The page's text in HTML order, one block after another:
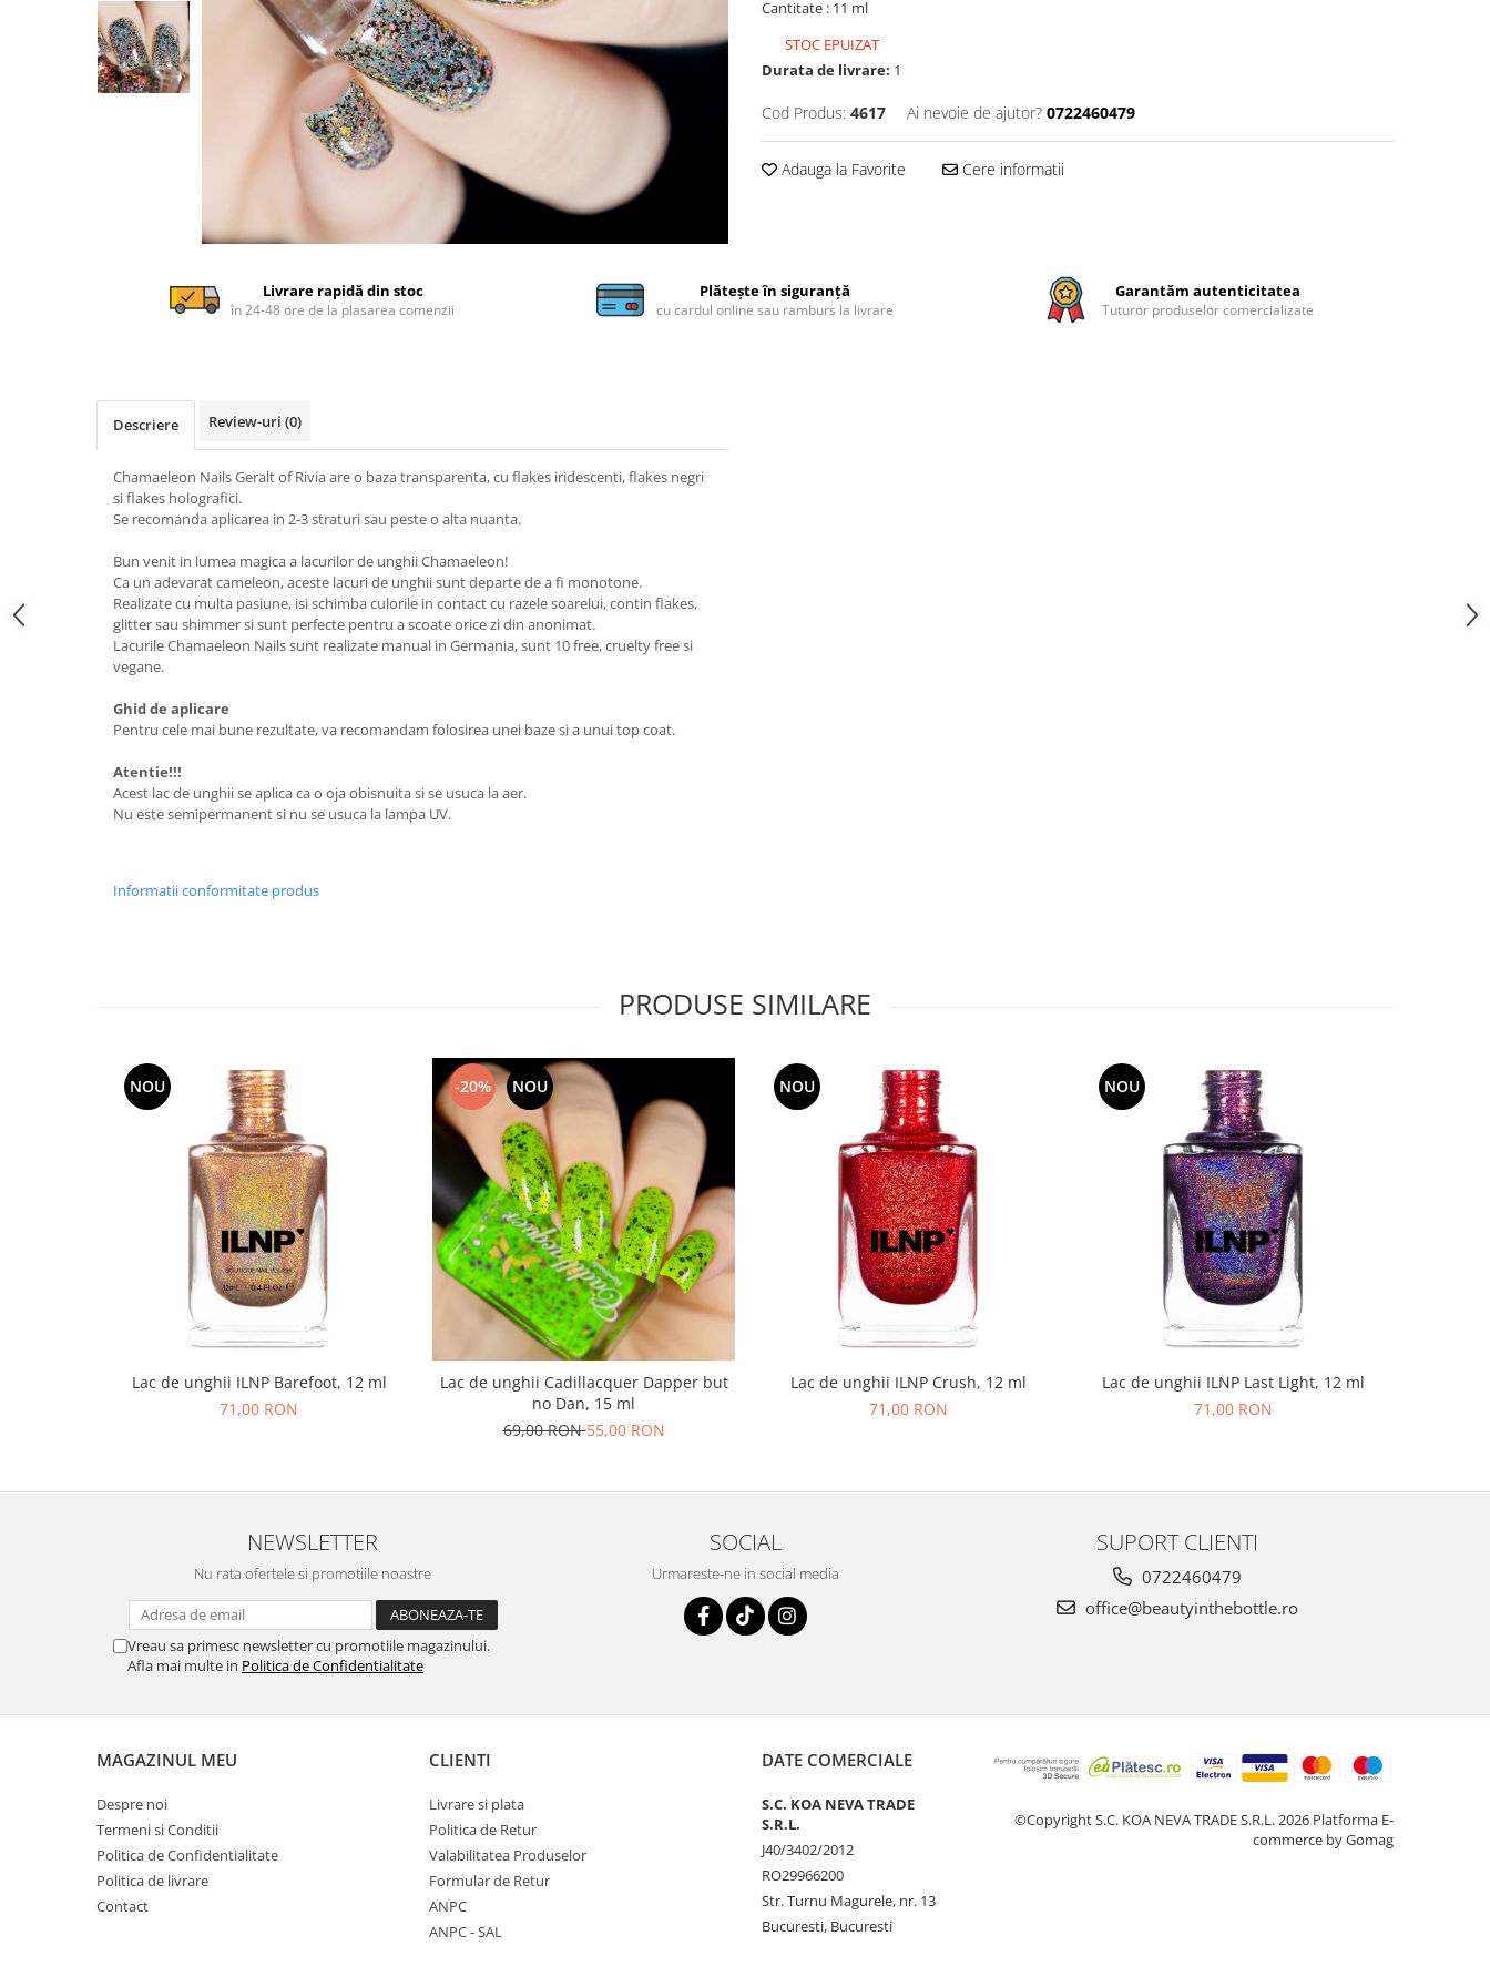
Cantitate : 11 ml
STOC EPUIZAT
Durata de livrare: 1
Cod Produs: 4617 Ai nevoie de ajutor? 0722460479
Adauga la Favorite Cere informatii
Livrare rapidă din stoc
în 24-48 ore de la plasarea comenzii
Plătește în siguranță
cu cardul online sau ramburs la livrare
Garantăm autenticitatea
Tuturor produselor comercializate
Descriere Review-uri (0)
Chamaeleon Nails Geralt of Rivia are o baza transparenta, cu flakes iridescenti, flakes negri
si flakes holografici.
Se recomanda aplicarea in 2-3 straturi sau peste o alta nuanta.
Bun venit in lumea magica a lacurilor de unghii Chamaeleon!
Ca un adevarat cameleon, aceste lacuri de unghii sunt departe de a fi monotone.
Realizate cu multa pasiune, isi schimba culorile in contact cu razele soarelui, contin flakes,
glitter sau shimmer si sunt perfecte pentru a scoate orice zi din anonimat.
Lacurile Chamaeleon Nails sunt realizate manual in Germania, sunt 10 free, cruelty free si
vegane.
Ghid de aplicare
Pentru cele mai bune rezultate, va recomandam folosirea unei baze si a unui top coat.
Atentie!!!
Acest lac de unghii se aplica ca o oja obisnuita si se usuca la aer.
Nu este semipermanent si nu se usuca la lampa UV.
Informatii conformitate produs
PRODUSE SIMILARE
NOU
Lac de unghii ILNP Barefoot, 12 ml
71,00 RON
-20% NOU
Lac de unghii Cadillacquer Dapper but
no Dan, 15 ml
69,00 RON55,00 RON
NOU
Lac de unghii ILNP Crush, 12 ml
71,00 RON
NOU
Lac de unghii ILNP Last Light, 12 ml
71,00 RON
NEWSLETTER
Nu rata ofertele si promotiile noastre
Vreau sa primesc newsletter cu promotiile magazinului.
Afla mai multe in Politica de Confidentialitate
SOCIAL
Urmareste-ne in social media
SUPORT CLIENTI
0722460479
office@beautyinthebottle.ro
MAGAZINUL MEU
Despre noi
Termeni si Conditii
Politica de Confidentialitate
Politica de livrare
Contact
CLIENTI
Livrare si plata
Politica de Retur
Valabilitatea Produselor
Formular de Retur
ANPC
ANPC - SAL
DATE COMERCIALE
S.C. KOA NEVA TRADE
S.R.L.
J40/3402/2012
RO29966200
Str. Turnu Magurele, nr. 13
Bucuresti, Bucuresti
©Copyright S.C. KOA NEVA TRADE S.R.L. 2026 Platforma E-
commerce by Gomag